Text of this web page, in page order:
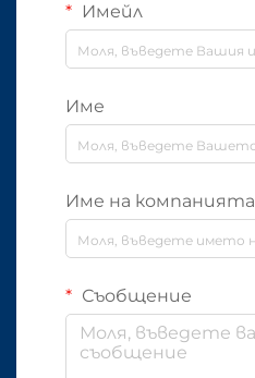
Имейл
Име
Име на компанията
Съобщение